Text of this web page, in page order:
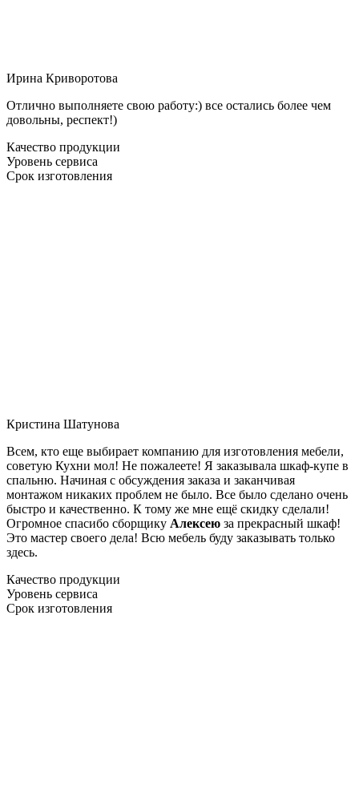
Ирина Криворотова
Отлично выполняете свою работу:) все остались более чем
довольны, респект!)
Качество продукции
Уровень сервиса
Срок изготовления
Кристина Шатунова
Всем, кто еще выбирает компанию для изготовления мебели,
советую Кухни мол! Не пожалеете! Я заказывала шкаф-купе в
спальню. Начиная с обсуждения заказа и заканчивая
монтажом никаких проблем не было. Все было сделано очень
быстро и качественно. К тому же мне ещё скидку сделали!
Огромное спасибо сборщику Алексею за прекрасный шкаф!
Это мастер своего дела! Всю мебель буду заказывать только
здесь.
Качество продукции
Уровень сервиса
Срок изготовления